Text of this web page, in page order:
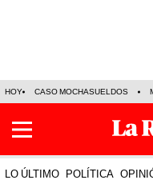
HOY CASO MOCHASUELDOS
LO ÚLTIMO POLÍTICA